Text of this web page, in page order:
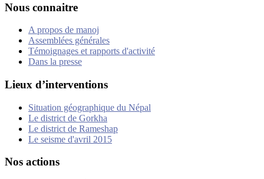
Nous connaitre
A propos de manoj
Assemblées générales
Témoignages et rapports d'activité
Dans la presse
Lieux d’interventions
Situation géographique du Népal
Le district de Gorkha
Le district de Rameshap
Le seisme d'avril 2015
Nos actions